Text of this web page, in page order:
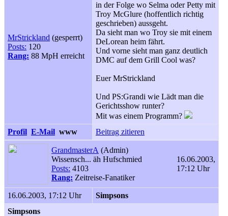
MrStrickland (gesperrt)
Posts: 120
Rang: 88 MpH erreicht
in der Folge wo Selma oder Petty mit
Troy McGlure (hoffentlich richtig
geschrieben) aussgeht.
Da sieht man wo Troy sie mit einem
DeLorean heim fährt.
Und vorne sieht man ganz deutlich
DMC auf dem Grill Cool was?
Euer MrStrickland
Und PS:Grandi wie Lädt man die
Gerichtsshow runter?
Mit was einem Programm?
Profil E-Mail www Beitrag zitieren
GrandmasterA (Admin)
Wissensch... äh Hufschmied
Posts: 4103
Rang: Zeitreise-Fanatiker
16.06.2003,
17:12 Uhr
16.06.2003, 17:12 Uhr
Simpsons
Simpsons